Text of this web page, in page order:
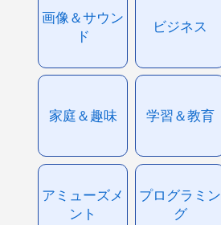
画像＆サウン
ド
ビジネス
家庭＆趣味 学習＆教育
アミューズメ
ント
プログラミン
グ